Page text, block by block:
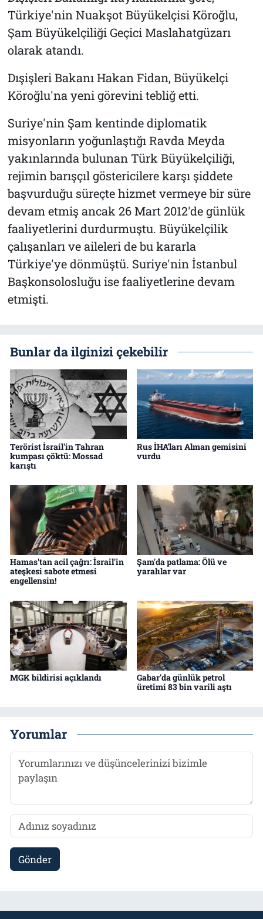
Türkiye'nin Nuakşot Büyükelçisi Köroğlu,
Şam Büyükelçiliği Geçici Maslahatgüzarı
olarak atandı.
Dışişleri Bakanı Hakan Fidan, Büyükelçi
Köroğlu'na yeni görevini tebliğ etti.
Suriye'nin Şam kentinde diplomatik
misyonların yoğunlaştığı Ravda Meyda
yakınlarında bulunan Türk Büyükelçiliği,
rejimin barışçıl göstericilere karşı şiddete
başvurduğu süreçte hizmet vermeye bir süre
devam etmiş ancak 26 Mart 2012'de günlük
faaliyetlerini durdurmuştu. Büyükelçilik
çalışanları ve aileleri de bu kararla
Türkiye'ye dönmüştü. Suriye'nin İstanbul
Başkonsolosluğu ise faaliyetlerine devam
etmişti.
Bunlar da ilginizi çekebilir
Terörist İsrail'in Tahran
kumpası çöktü: Mossad
karıştı
Rus İHA’ları Alman gemisini
vurdu
Hamas'tan acil çağrı: İsrail'in
ateşkesi sabote etmesi
engellensin!
Şam'da patlama: Ölü ve
yaralılar var
MGK bildirisi açıklandı
Gabar'da günlük petrol
üretimi 83 bin varili aştı
Yorumlar
Gönder